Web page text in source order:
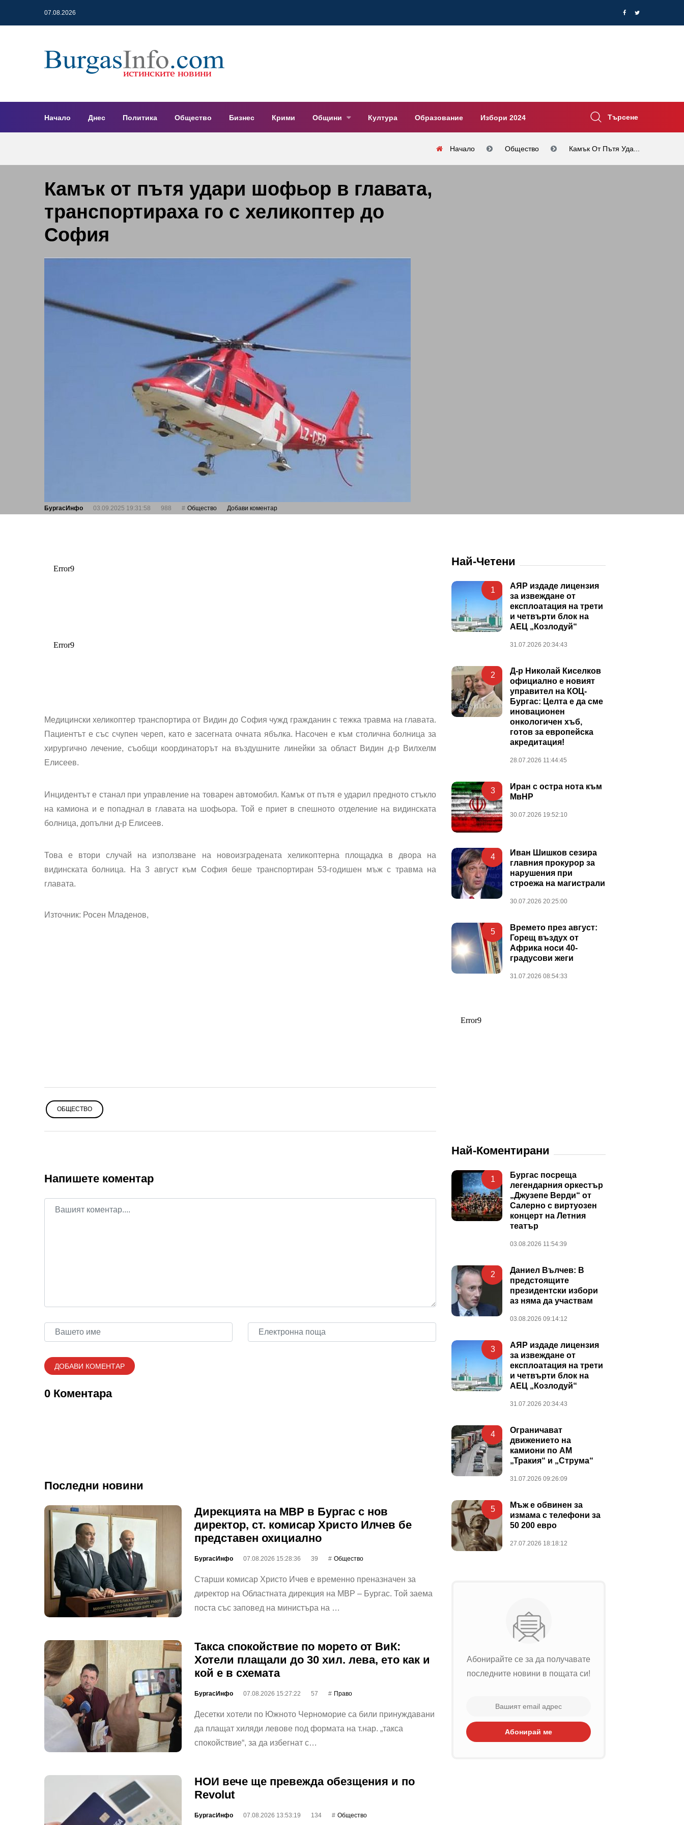
07.08.2026
Начало Днес Политика Общество Бизнес Крими Общини Култура Образование Избори 2024 Търсене
Начало Общество Камък От Пътя Уда...
Камък от пътя удари шофьор в главата,
транспортираха го с хеликоптер до
София
БургасИнфо 03.09.2025 19:31:58 988 Общество Добави коментар
Медицински хеликоптер транспортира от Видин до София чужд гражданинс тежка травма на главата.
Пациентът е съссчупен череп, като е засегната очната ябълка. Насочен е към столична болница за
хирургично лечение, съобщи координаторът на въздушните линейки за област Видин д-р Вилхелм
Елисеев.
Инцидентъте станал при управление на товарен автомобил. Камък от пътя е ударил предното стъкло
на камиона и е попаднал в главата на шофьора. Той е приет в спешното отделение на видинската
болница, допълни д-р Елисеев.
Това е втори случай на използване на новоизградената хеликоптерна площадка в двора на
видинската болница. На 3 август към София беше транспортиран 53-годишен мъж с травма на
главата.
Източник: Росен Младенов,
ОБЩЕСТВО
Напишете коментар
0 Коментара
Последни новини
Дирекцията на МВР в Бургас с нов
директор, ст. комисар Христо Илчев бе
представен охициално
БургасИнфо 07.08.2026 15:28:36 39 Общество
Старши комисар Христо Ичев е временно преназначен за
директор на Областната дирекция на МВР – Бургас. Той заема
поста със заповед на министъра на …
Такса спокойствие по морето от ВиК:
Хотели плащали до 30 хил. лева, ето как и
кой е в схемата
БургасИнфо 07.08.2026 15:27:22 57 Право
Десетки хотели по Южното Черноморие са били принуждавани
да плащат хиляди левове под формата на т.нар. „такса
спокойствие“, за да избегнат с…
НОИ вече ще превежда обезщения и по
Revolut
БургасИнфо 07.08.2026 13:53:19 134 Общество
Най-Четени
1
АЯР издаде лицензия
за извеждане от
експлоатация на трети
и четвърти блок на
АЕЦ „Козлодуй“
31.07.2026 20:34:43
2
Д-р Николай Киселков
официално е новият
управител на КОЦ-
Бургас: Целта е да сме
иновационен
онкологичен хъб,
готов за европейска
акредитация!
28.07.2026 11:44:45
3
Иран с остра нота към
МвНР
30.07.2026 19:52:10
4
Иван Шишков сезира
главния прокурор за
нарушения при
строежа на магистрали
30.07.2026 20:25:00
5
Времето през август:
Горещ въздух от
Африка носи 40-
градусови жеги
31.07.2026 08:54:33
Най-Коментирани
1
Бургас посреща
легендарния оркестър
„Джузепе Верди“ от
Салерно с виртуозен
концерт на Летния
театър
03.08.2026 11:54:39
2
Даниел Вълчев: В
предстоящите
президентски избори
аз няма да участвам
03.08.2026 09:14:12
3
АЯР издаде лицензия
за извеждане от
експлоатация на трети
и четвърти блок на
АЕЦ „Козлодуй“
31.07.2026 20:34:43
4
Ограничават
движението на
камиони по АМ
„Тракия“ и „Струма“
31.07.2026 09:26:09
5
Мъж е обвинен за
измама с телефони за
50 200 евро
27.07.2026 18:18:12
Абонирайте се за да получавате
последните новини в пощата си!
Абонирай ме